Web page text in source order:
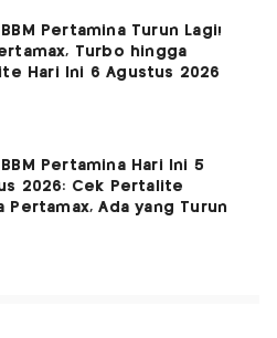
BBM Pertamina Turun Lagi!
Turbo hingga
Hari Ini 6 Agustus 2026
BBM Pertamina Hari Ini 5
2026: Cek Pertalite
Pertamax, Ada yang Turun